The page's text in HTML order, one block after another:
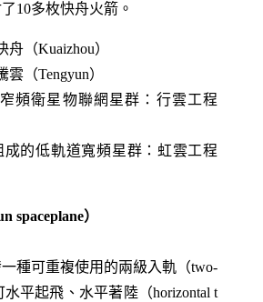
10多枚快舟火箭。
（Kuaizhou）
（Tengyun）
頻衛星物聯網星群：行雲工程
成的低軌道寬頻星群：虹雲工程
spaceplane）
種可重複使用的兩級入軌（two-
水平起飛、水平著陸（horizontal t